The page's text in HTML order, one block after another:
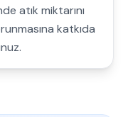
atık miktarını
katkıda